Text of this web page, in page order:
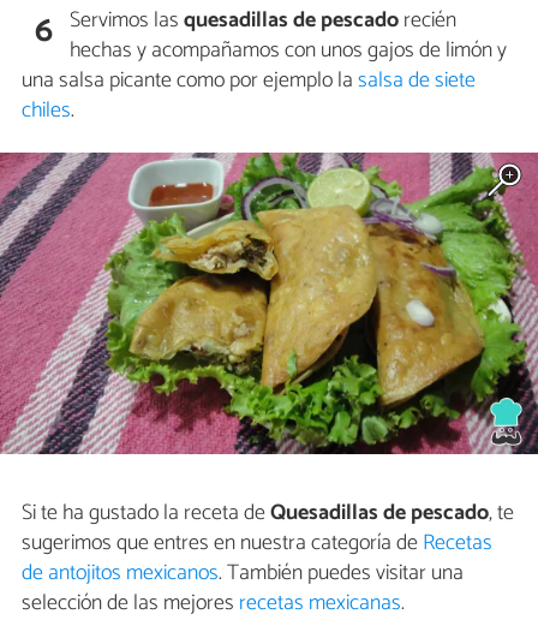
6 Servimos lasquesadillas de pescadorecién
hechas y acompañamos con unos gajos de limón y
una salsa picante como por ejemplo lasalsa de siete
chiles.
Si te ha gustado la receta deQuesadillas de pescado, te
sugerimos que entres en nuestra categoría deRecetas
de antojitos mexicanos. También puedes visitar una
selección de las mejores recetas mexicanas.